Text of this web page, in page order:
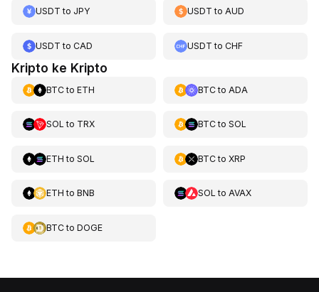
USDT to JPY USDT toAUD
USDT to CAD USDT toCHF
Kripto ke Kripto
BTCto ETH BTCto ADA
SOL to TRX BTCto SOL
ETH to SOL BTCto XRP
ETH to BNB SOL to AVAX
BTCto DOGE